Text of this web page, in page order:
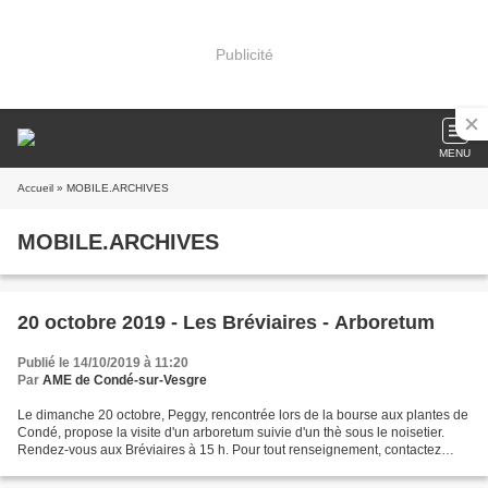
Publicité
MENU
Accueil » MOBILE.ARCHIVES
MOBILE.ARCHIVES
20 octobre 2019 - Les Bréviaires - Arboretum
Publié le 14/10/2019 à 11:20
Par AME de Condé-sur-Vesgre
Le dimanche 20 octobre, Peggy, rencontrée lors de la bourse aux plantes de
Condé, propose la visite d'un arboretum suivie d'un thè sous le noisetier.
Rendez-vous aux Bréviaires à 15 h. Pour tout renseignement, contactez